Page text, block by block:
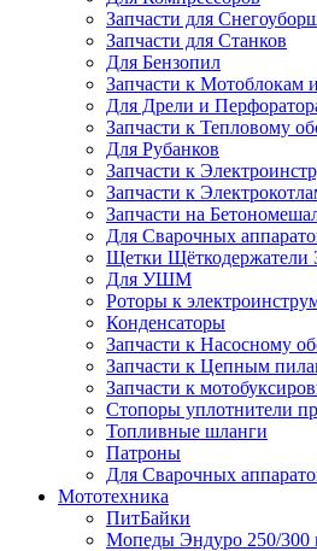
Запчасти для
Запчасти для Станков
Для Бензопил
Запчасти к Мотоблокам
Для Дрели и
Запчасти к Тепловому
Для Рубанков
Запчасти к
Запчасти к
Запчасти на
Для Сварочных
Щетки Щёткодержатели
Для УШМ
Роторы к
Конденсаторы
Запчасти к Насосному
Запчасти к Цепным
Запчасти к
Стопоры уплотнители
Топливные шланги
Патроны
Для Сварочных
Мототехника
ПитБайки
Мопеды Эндуро 250/300